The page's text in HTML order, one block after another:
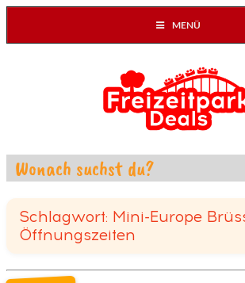
MENÜ
Schlagwort: Mini-Europe
Öffnungszeiten